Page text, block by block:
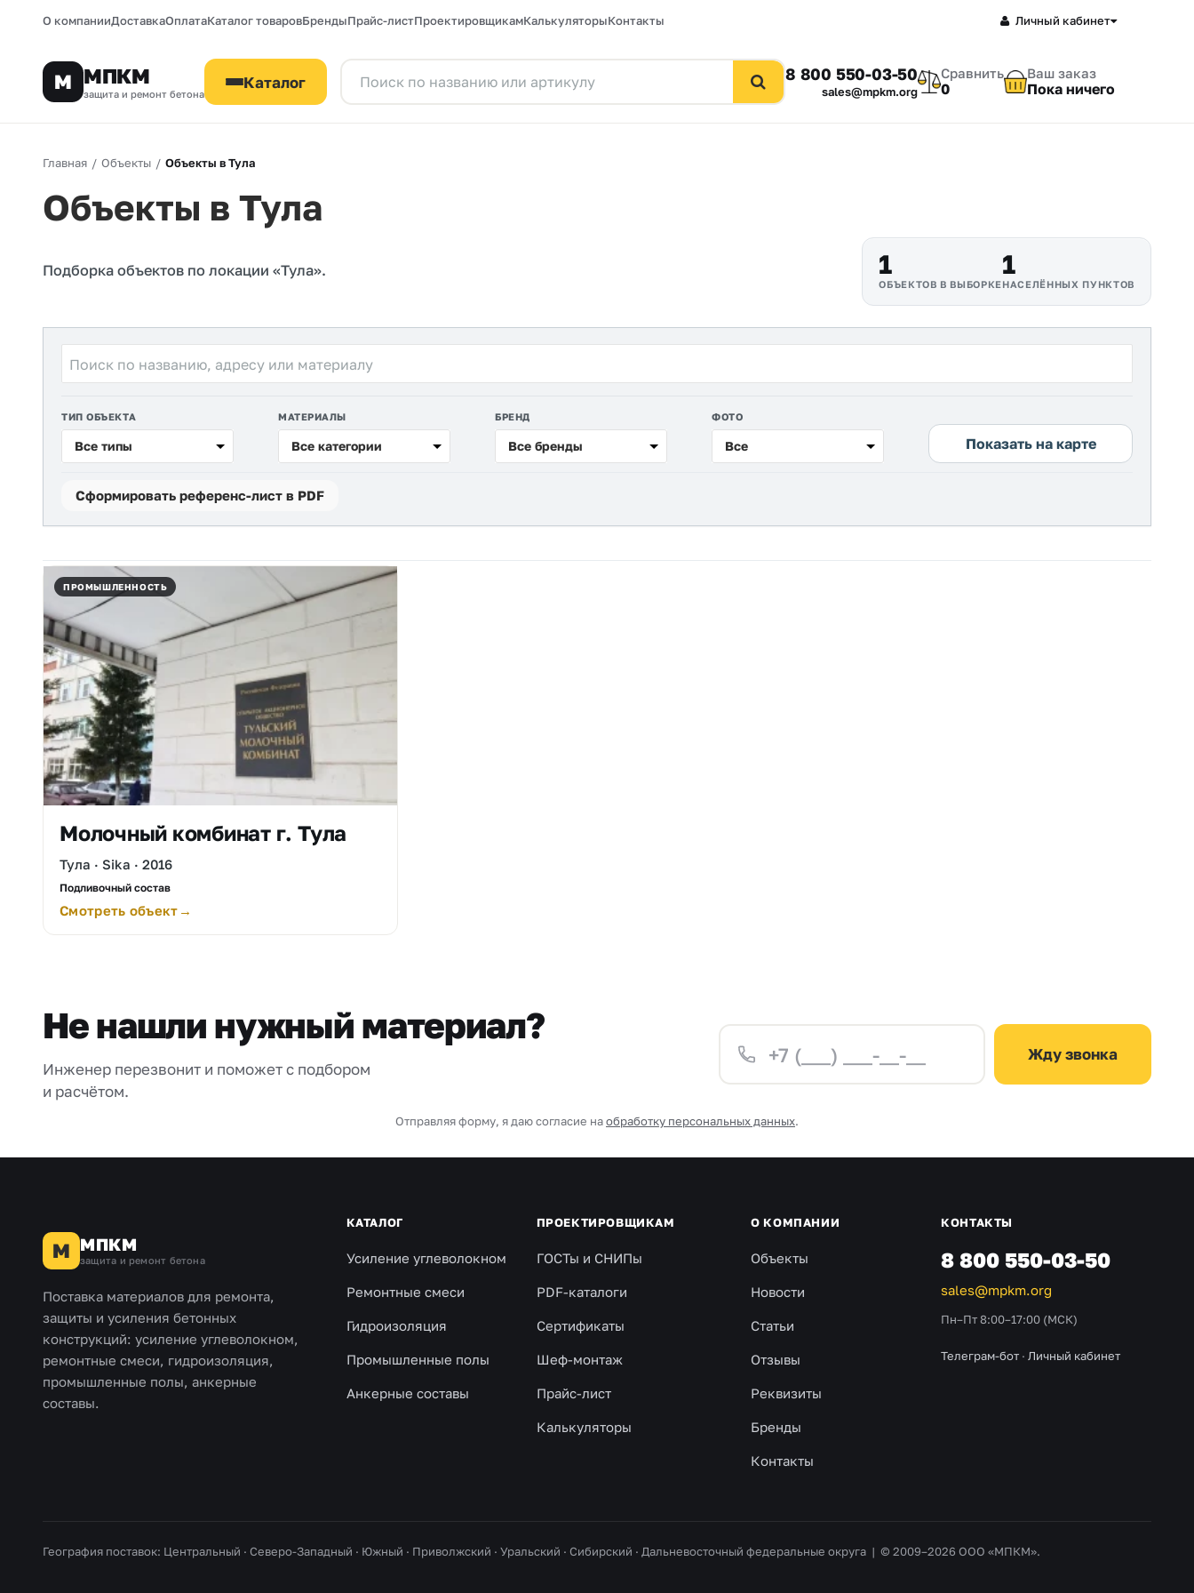
О компанииДоставкаОплатаКаталог товаровБрендыПрайс-листПроектировщикамКалькуляторыКонтакты Личный кабинет
М МПКМ
защита и ремонт бетона
Каталог 8 800 550-03-50
sales@mpkm.org
Сравнить
0
Ваш заказ
Пока ничего
Главная / Объекты / Объекты в Тула
Объекты в Тула
Подборка объектов по локации «Тула». 1
ОБЪЕКТОВ В ВЫБОРКЕ
1
НАСЕЛЁННЫХ ПУНКТОВ
ТИП ОБЪЕКТА
Все типы
МАТЕРИАЛЫ
Все категории
БРЕНД
Все бренды
ФОТО
Все Показать на карте
Сформировать референс-лист в PDF
Реализованные объекты
ПРОМЫШЛЕННОСТЬ
Молочный комбинат г. Тула
Тула · Sika · 2016
Подливочный состав
Смотреть объект
Не нашли нужный материал?
Инженер перезвонит и поможет с подбором
и расчётом.
Жду звонка
Отправляя форму, я даю согласие наобработку персональных данных.
М МПКМ
защита и ремонт бетона
Поставка материалов для ремонта,
защиты и усиления бетонных
конструкций: усиление углеволокном,
ремонтные смеси, гидроизоляция,
промышленные полы, анкерные
составы.
КАТАЛОГ
Усиление углеволокном
Ремонтные смеси
Гидроизоляция
Промышленные полы
Анкерные составы
ПРОЕКТИРОВЩИКАМ
ГОСТы и СНИПы
PDF-каталоги
Сертификаты
Шеф-монтаж
Прайс-лист
Калькуляторы
О КОМПАНИИ
Объекты
Новости
Статьи
Отзывы
Реквизиты
Бренды
Контакты
КОНТАКТЫ
8 800 550-03-50
sales@mpkm.org
Пн–Пт 8:00–17:00 (МСК)
Телеграм-бот · Личный кабинет
География поставок: Центральный · Северо-Западный · Южный · Приволжский · Уральский · Сибирский · Дальневосточный федеральные округа | © 2009–2026 ООО «МПКМ».